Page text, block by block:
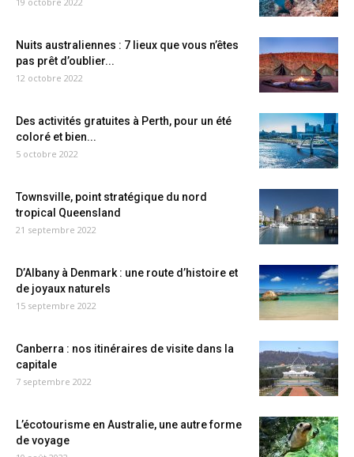
Nuits australiennes : 7 lieux que vous n’êtes
pas prêt d’oublier...
12 octobre 2022
Des activités gratuites à Perth, pour un été
coloré et bien...
5 octobre 2022
Townsville, point stratégique du nord
tropical Queensland
21 septembre 2022
D’Albany à Denmark : une route d’histoire et
de joyaux naturels
15 septembre 2022
Canberra : nos itinéraires de visite dans la
capitale
7 septembre 2022
L’écotourisme en Australie, une autre forme
de voyage